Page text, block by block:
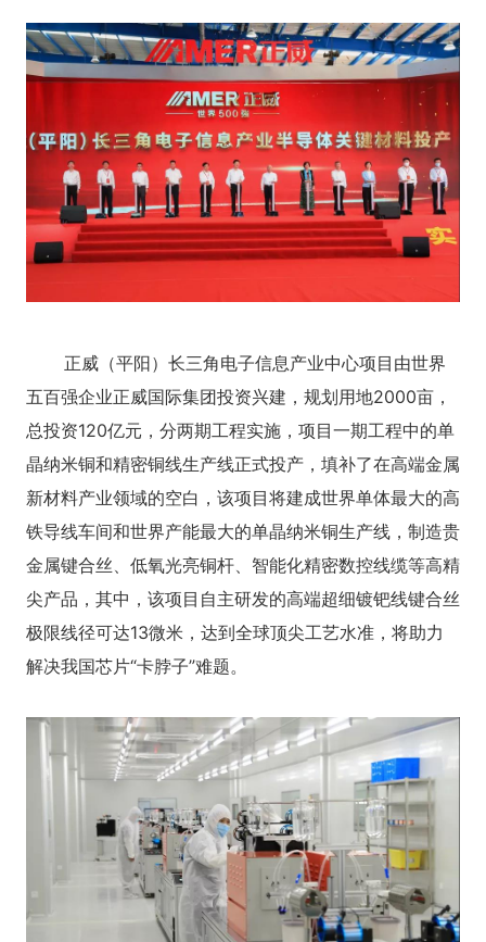
正威（平阳）长三角电子信息产业中心项目由世界
五百强企业正威国际集团投资兴建，规划用地2000亩，
总投资120亿元，分两期工程实施，项目一期工程中的单
晶纳米铜和精密铜线生产线正式投产，填补了在高端金属
新材料产业领域的空白，该项目将建成世界单体最大的高
铁导线车间和世界产能最大的单晶纳米铜生产线，制造贵
金属键合丝、低氧光亮铜杆、智能化精密数控线缆等高精
尖产品，其中，该项目自主研发的高端超细镀钯线键合丝
极限线径可达13微米，达到全球顶尖工艺水准，将助力
解决我国芯片“卡脖子”难题。